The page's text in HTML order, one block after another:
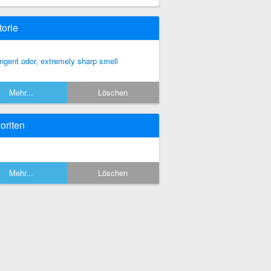
odor, extremely sharp smell
Mehr... Löschen
Mehr... Löschen